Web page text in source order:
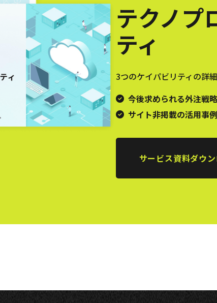
テクノプ
ティ
3つのケイパビリティの詳
今後求められる外注戦略
サイト非掲載の活用事例
サービス資料ダウ